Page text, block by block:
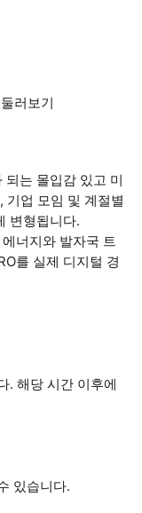
러보기
는 몰입감 있고 미
기업 모임 및 계절별
변형됩니다.
너지와 발자국 트
를 실제 디지털 경
. 해당 시간 이후에
있습니다.